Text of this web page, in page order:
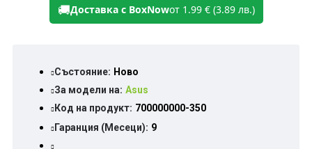
🚚Доставка с BoxNowот 1.99 € (3.89 лв.)
Състояние: Ново
За модели на: Asus
Код на продукт: 700000000-350
Гаранция (Месеци): 9